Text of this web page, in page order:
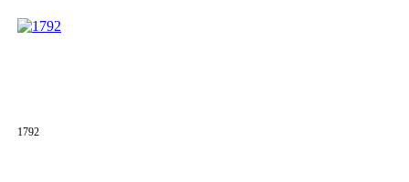
1792